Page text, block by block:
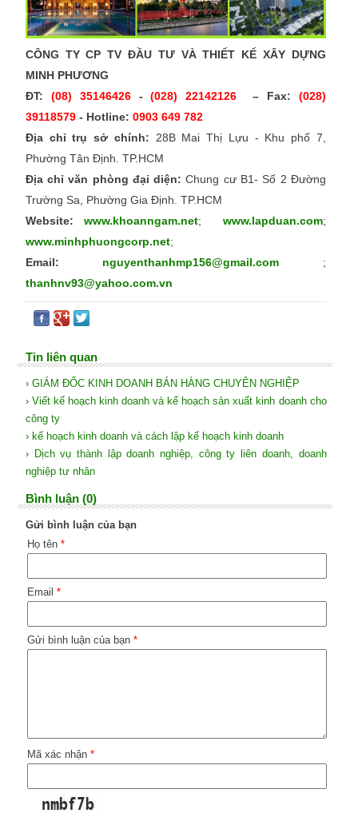
CÔNG TY CP TV ĐẦU TƯ VÀ THIẾT KẾ XÂY DỰNG
MINH PHƯƠNG
ĐT: (08) 35146426-(028) 22142126 – Fax: (028)
39118579- Hotline: 0903 649 782
Địa chỉ trụ sở chính: 28B Mai Thị Lựu - Khu phố 7,
Phường Tân Định. TP.HCM
Địa chỉ văn phòng đại diện: Chung cư B1- Số 2 Đường
Trường Sa, Phường Gia Định. TP.HCM
Website:
www.khoanngam.net; www.lapduan.com;
www.minhphuongcorp.net;
Email: nguyenthanhmp156@gmail.com ;
thanhnv93@yahoo.com.vn
Tin liên quan
› GIÁM ĐỐC KINH DOANH BÁN HÀNG CHUYÊN NGHIỆP
› Viết kế hoạch kinh doanh và kế hoạch sản xuất kinh doanh cho
công ty
› kế hoạch kinh doanh và cách lập kế hoạch kinh doanh
› Dịch vụ thành lập doanh nghiệp, công ty liên doanh, doanh
nghiệp tư nhân
Bình luận (0)
Gửi bình luận của bạn
Họ tên *
Email *
Gửi bình luận của bạn *
Mã xác nhận *